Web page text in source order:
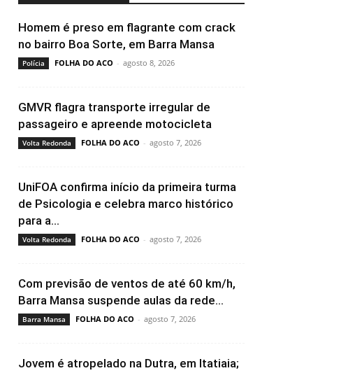
Homem é preso em flagrante com crack
no bairro Boa Sorte, em Barra Mansa
Polícia FOLHA DO ACO - agosto 8, 2026
GMVR flagra transporte irregular de
passageiro e apreende motocicleta
Volta Redonda FOLHA DO ACO - agosto 7, 2026
UniFOA confirma início da primeira turma
de Psicologia e celebra marco histórico
para a...
Volta Redonda FOLHA DO ACO - agosto 7, 2026
Com previsão de ventos de até 60 km/h,
Barra Mansa suspende aulas da rede...
Barra Mansa FOLHA DO ACO - agosto 7, 2026
Jovem é atropelado na Dutra, em Itatiaia;